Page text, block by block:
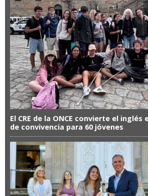
El CRE de la ONCE convierte el inglés
de convivencia para 60 jóvenes